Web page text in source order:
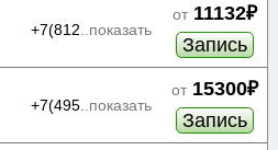
+7(812 ..показать
от 11132₽
Запись
+7(495 ..показать
от 15300₽
Запись